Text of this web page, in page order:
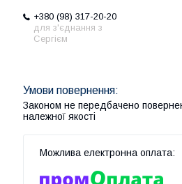
+380 (98) 317-20-20
для з'єднання з
Сергієм
Законом не передбачено
належної якості